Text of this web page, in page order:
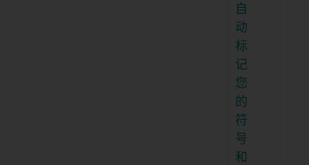
自
动
标
记
您
的
符
号
和